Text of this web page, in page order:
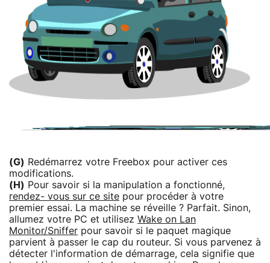
(G) Redémarrez votre Freebox pour activer ces
modifications.
(H) Pour savoir si la manipulation a fonctionné,
rendez- vous sur ce site pour procéder à votre
premier essai. La machine se réveille ? Parfait. Sinon,
allumez votre PC et utilisez Wake on Lan
Monitor/Sniffer pour savoir si le paquet magique
parvient à passer le cap du routeur. Si vous parvenez à
détecter l'information de démarrage, cela signifie que